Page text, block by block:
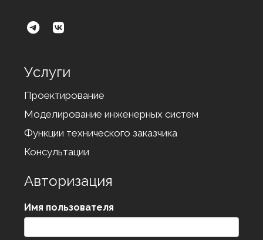
Услуги
Проектирование
Моделирование инженерных систем
Функции технического заказчика
Консультации
Авторизация
Имя пользователя